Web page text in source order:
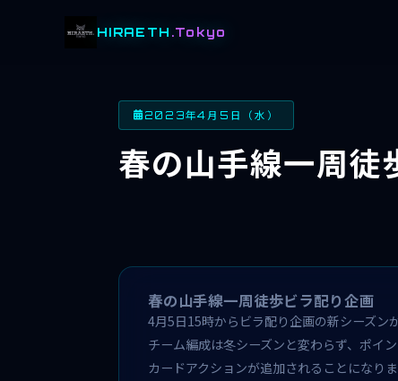
HIRAETH .Tokyo
2023年4月5日（水）
春の山手線一周
春の山手線一周徒歩ビラ配り企画
4月5日15時からビラ配り企画の新シーズン
チーム編成は冬シーズンと変わらず、ポイ
カードアクションが追加されることになりま